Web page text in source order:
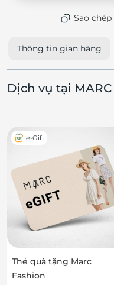
Sao
Thông tin gian hàng
Dịch vụ tại
e-Gift
Thẻ quà tặng Marc
Fashion